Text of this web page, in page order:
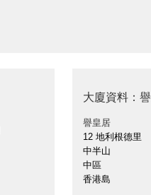
大廈資料：
譽皇居
12 地利根德里
中半山
中區
香港島